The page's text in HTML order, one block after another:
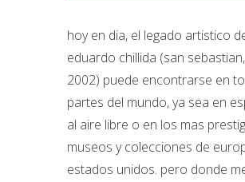
hoy en dia, el legado artistico
eduardo chillida (san
2002) puede encontrarse en
partes del mundo, ya sea en
al aire libre o en los mas
museos y colecciones de
estados unidos. pero donde